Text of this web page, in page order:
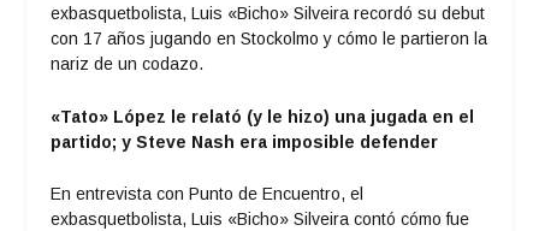
exbasquetbolista, Luis «Bicho» Silveira recordó su debut
con 17 años jugando en Stockolmo y cómo le partieron la
nariz de un codazo.
«Tato» López le relató (y le hizo) una jugada en el
partido; y Steve Nash era imposible defender
En entrevista con Punto de Encuentro, el
exbasquetbolista, Luis «Bicho» Silveira contó cómo fue